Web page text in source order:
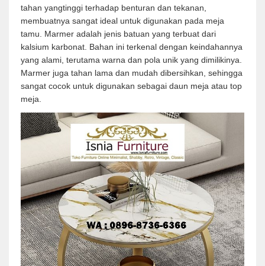
tahan yangtinggi terhadap benturan dan tekanan,
membuatnya sangat ideal untuk digunakan pada meja
tamu. Marmer adalah jenis batuan yang terbuat dari
kalsium karbonat. Bahan ini terkenal dengan keindahannya
yang alami, terutama warna dan pola unik yang dimilikinya.
Marmer juga tahan lama dan mudah dibersihkan, sehingga
sangat cocok untuk digunakan sebagai daun meja atau top
meja.